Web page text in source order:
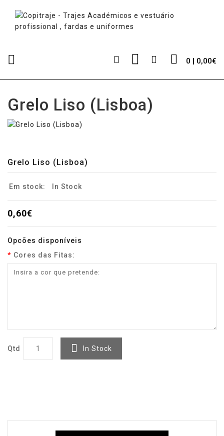
0 | 0,00€
Grelo Liso (Lisboa)
Grelo Liso (Lisboa)
Em stock: In Stock
0,60€
Opcões disponíveis
Cores das Fitas:
Qtd In Stock